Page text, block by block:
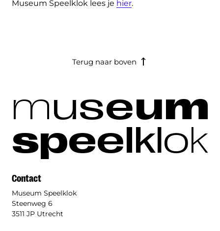
Museum Speelklok lees je hier.
Terug naar boven
museum
speelklok
Contact
Museum Speelklok
Steenweg 6
3511 JP Utrecht